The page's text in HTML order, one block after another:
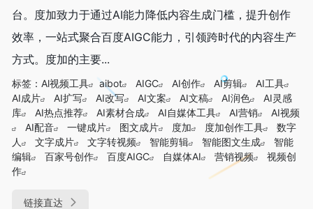
台。度加致力于通过AI能力降低内容生成门槛，提升创作
效率，一站式聚合百度AIGC能力，引领跨时代的内容生产
方式。度加的主要...
标签： Al视频工具 aibot AIGC AI创作 AI剪辑
AI工具
AI成片
AI扩写 AI改写 AI文案 AI文稿 AI润色
AI灵感
库
AI热点推荐 AI素材合成 AI自媒体工具 AI营销
AI视频
AI配音
一键成片 图文成片 度加 度加创作工具
数字
人
文字成片 文字转视频 智能剪辑 智能图文生成
智能
编辑
百家号创作 百度AIGC 自媒体AI 营销视频
视频创
作
链接直达